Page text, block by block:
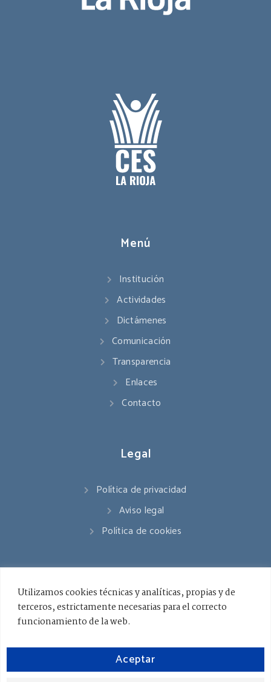
Utilizamos cookies técnicas y analíticas, propias y de
terceros, estrictamente necesarias para el correcto
funcionamiento de la web.
Aceptar
Menú
Institución
Actividades
Dictámenes
Comunicación
Transparencia
Enlaces
Contacto
Legal
Política de privacidad
Aviso legal
Política de cookies
941 545 178
Lunes - Viernes / 8.00 - 18.00